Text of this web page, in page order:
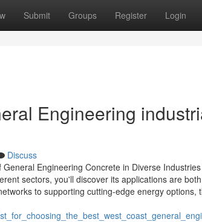
Submit Groups Register Login
Engineering
Discuss
Engineering Concrete in Diverse
sectors, you'll discover its applications are
to supporting cutting-edge energy options,